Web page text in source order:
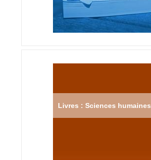
Livres : Sciences humaines